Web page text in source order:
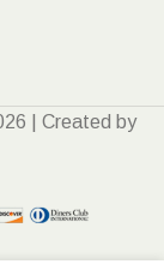
| Created by